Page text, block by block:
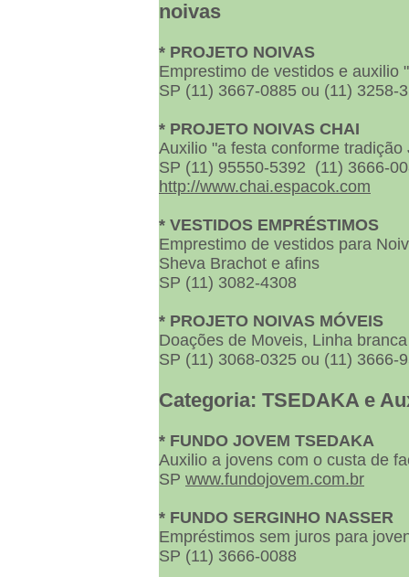
noivas
* PROJETO NOIVAS
Emprestimo de vestidos e auxilio
SP (11) 3667-0885 ou (11) 3258-
* PROJETO NOIVAS CHAI
Auxilio "a festa conforme tradição
SP (11) 95550-5392 (11) 3666-
http://www.chai.espacok.com
* VESTIDOS EMPRÉSTIMOS
Emprestimo de vestidos para
Sheva Brachot e afins
SP (11) 3082-4308
* PROJETO NOIVAS MÓVEIS
Doações de Moveis, Linha
SP (11) 3068-0325 ou (11) 3666-
Categoria: TSEDAKA e
* FUNDO JOVEM TSEDAKA
Auxilio a jovens com o custa de
SP www.fundojovem.com.br
* FUNDO SERGINHO NASSER
Empréstimos sem juros para
SP (11) 3666-0088